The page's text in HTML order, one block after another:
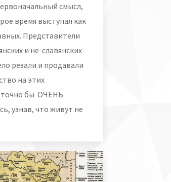
смысл,
время выступал как
Представители
и не-славянских
резали и продавали
на этих
точно бы ОЧЕНЬ
узнав, что живут не